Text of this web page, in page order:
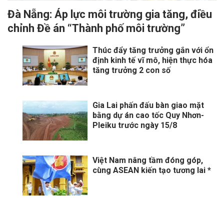
Đà Nẵng: Áp lực môi trường gia tăng, điều
chỉnh Đề án “Thành phố môi trường”
Thúc đẩy tăng trưởng gắn với ổn
định kinh tế vĩ mô, hiện thực hóa
tăng trưởng 2 con số
Gia Lai phấn đấu bàn giao mặt
bằng dự án cao tốc Quy Nhơn-
Pleiku trước ngày 15/8
Việt Nam nâng tầm đóng góp,
cùng ASEAN kiến tạo tương lai *